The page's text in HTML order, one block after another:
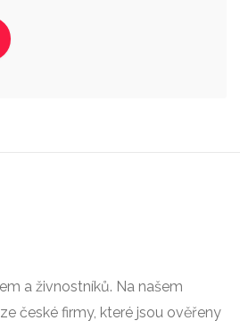
a živnostníků. Na našem
české firmy, které jsou ověřeny